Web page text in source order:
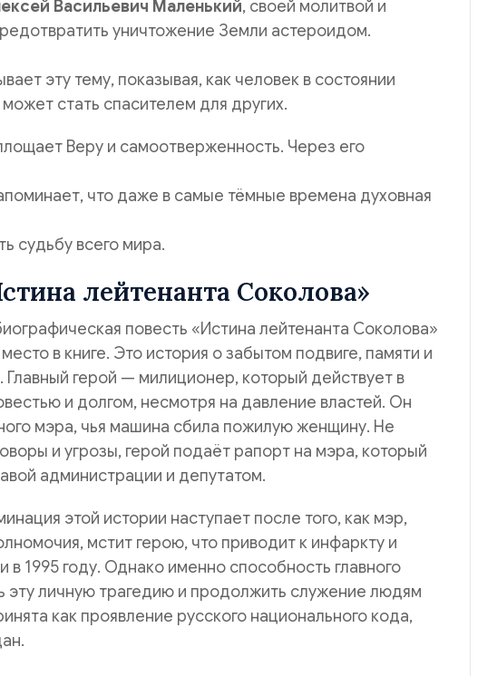
Васильевич Маленький, своей молитвой и
уничтожение Земли астероидом.
эту тему, показывая, как человек в состоянии
стать спасителем для других.
Веру и самоотверженность. Через его
что даже в самые тёмные времена духовная
судьбу всего мира.
лейтенанта Соколова»
повесть «Истина лейтенанта Соколова»
в книге. Это история о забытом подвиге, памяти и
герой — милиционер, который действует в
и долгом, несмотря на давление властей. Он
мэра, чья машина сбила пожилую женщину. Не
и угрозы, герой подаёт рапорт на мэра, который
администрации и депутатом.
этой истории наступает после того, как мэр,
мстит герою, что приводит к инфаркту и
в 1995 году. Однако именно способность главного
эту личную трагедию и продолжить служение людям
как проявление русского национального кода,